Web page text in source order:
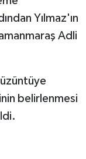
Yılmaz'ın
Adli
belirlenmesi